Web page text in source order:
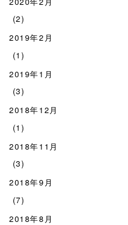
(2)
2019年2月
(1)
2019年1月
(3)
2018年12月
(1)
2018年11月
(3)
2018年9月
(7)
2018年8月